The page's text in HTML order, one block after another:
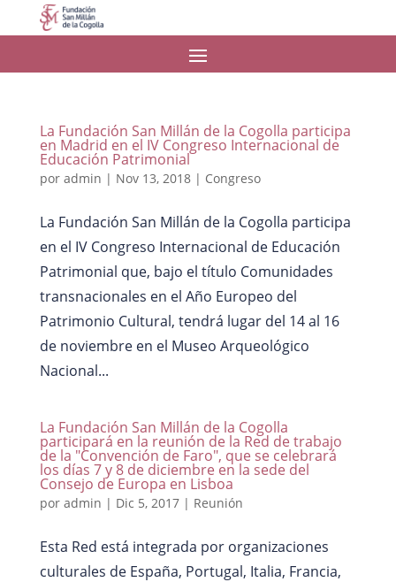
La Fundación San Millán de la Cogolla participa
en Madrid en el IV Congreso Internacional de
Educación Patrimonial
por admin | Nov 13, 2018| Congreso
La Fundación San Millán de la Cogolla participa
en el IV Congreso Internacional de Educación
Patrimonial que, bajo el título Comunidades
transnacionales en el Año Europeo del
Patrimonio Cultural, tendrá lugar del 14 al 16
de noviembre en el Museo Arqueológico
Nacional...
La Fundación San Millán de la Cogolla
participará en la reunión de la Red de trabajo
de la "Convención de Faro", que se celebrará
los días 7 y 8 de diciembre en la sede del
Consejo de Europa en Lisboa
por admin | Dic 5, 2017| Reunión
Esta Red está integrada por organizaciones
culturales de España, Portugal, Italia, Francia,